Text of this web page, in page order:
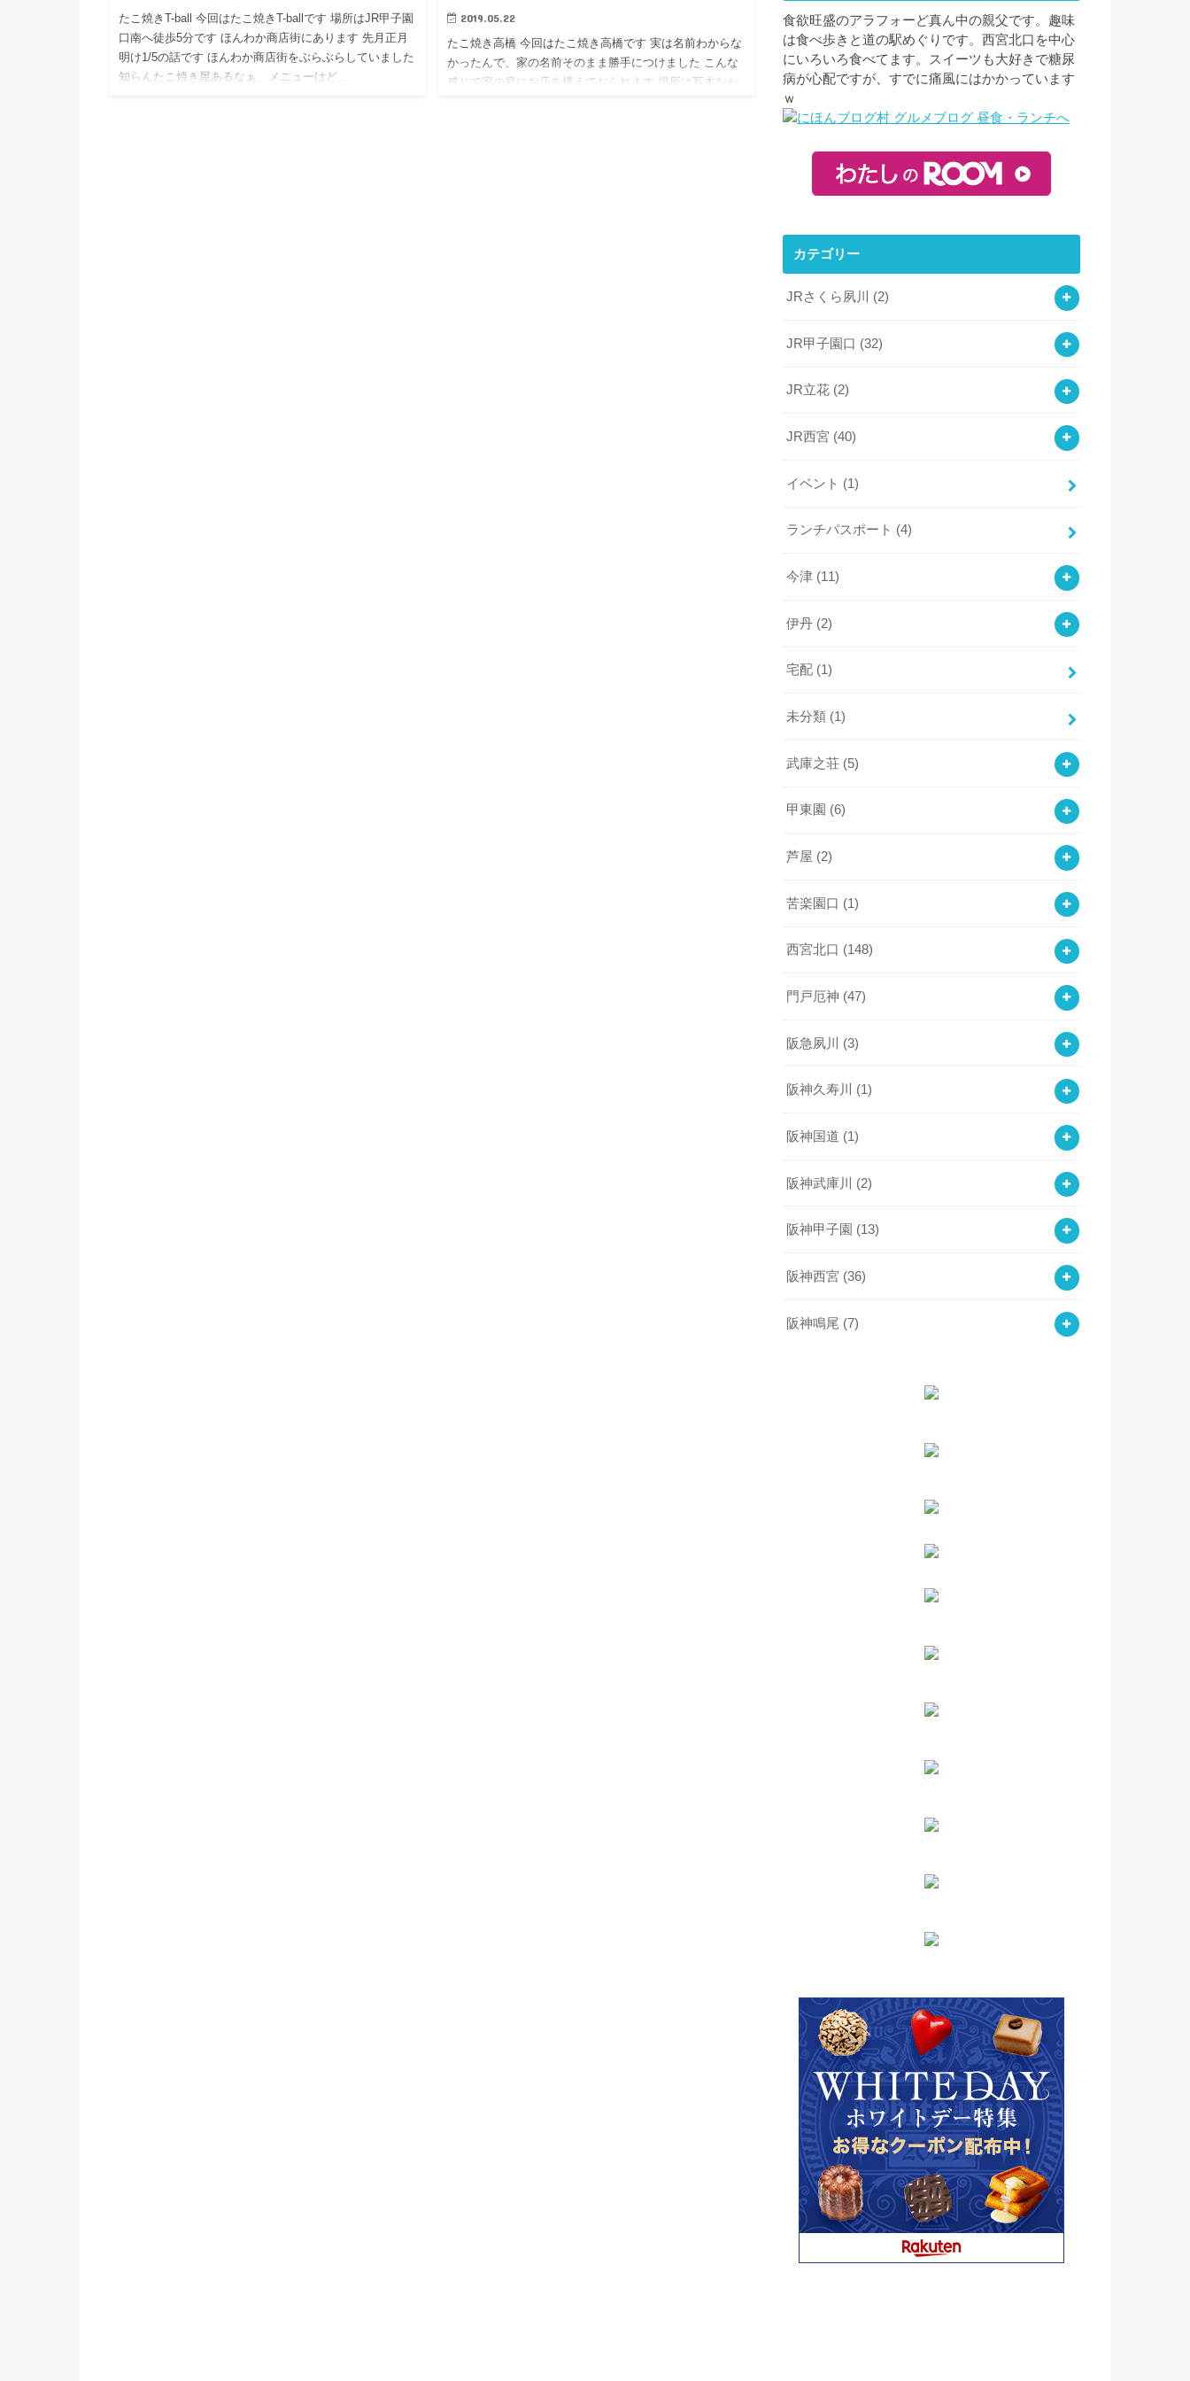
たこ焼きT-ball 今回はたこ焼きT-ballです 場所はJR甲子園
口南へ徒歩5分です ほんわか商店街にあります 先月正月
明け1/5の話です ほんわか商店街をぶらぶらしていました
知らんたこ焼き屋あるなぁ、メニューはど…
2019.05.22
たこ焼き高橋 今回はたこ焼き高橋です 実は名前わからな
かったんで、家の名前そのまま勝手につけました こんな
感じで家の庭にお店を構えておられます 場所は瓦木なか
食欲旺盛のアラフォーど真ん中の親父です。趣味
は食べ歩きと道の駅めぐりです。西宮北口を中心
にいろいろ食べてます。スイーツも大好きで糖尿
病が心配ですが、すでに痛風にはかかっています
ｗ
カテゴリー
JRさくら夙川 (2)
JR甲子園口 (32)
JR立花 (2)
JR西宮 (40)
イベント (1)
ランチパスポート (4)
今津 (11)
伊丹 (2)
宅配 (1)
未分類 (1)
武庫之荘 (5)
甲東園 (6)
芦屋 (2)
苦楽園口 (1)
西宮北口 (148)
門戸厄神 (47)
阪急夙川 (3)
阪神久寿川 (1)
阪神国道 (1)
阪神武庫川 (2)
阪神甲子園 (13)
阪神西宮 (36)
阪神鳴尾 (7)